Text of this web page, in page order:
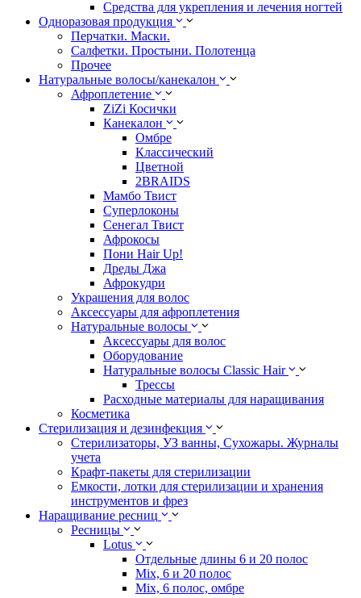
Средства для укрепления и лечения ногтей
Одноразовая продукция
Перчатки. Маски.
Салфетки. Простыни. Полотенца
Прочее
Натуральные волосы/канекалон
Афроплетение
ZiZi Косички
Канекалон
Омбре
Классический
Цветной
2BRAIDS
Мамбо Твист
Суперлоконы
Сенегал Твист
Афрокосы
Пони Hair Up!
Дреды Джа
Афрокудри
Украшения для волос
Аксессуары для афроплетения
Натуральные волосы
Аксессуары для волос
Оборудование
Натуральные волосы Classic Hair
Трессы
Расходные материалы для наращивания
Косметика
Стерилизация и дезинфекция
Стерилизаторы, УЗ ванны, Сухожары. Журналы
учета
Крафт-пакеты для стерилизации
Емкости, лотки для стерилизации и хранения
инструментов и фрез
Наращивание ресниц
Ресницы
Lotus
Отдельные длины 6 и 20 полос
Mix, 6 и 20 полос
Mix, 6 полос, омбре